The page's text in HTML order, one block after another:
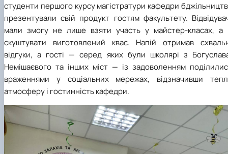
студенти першого курсу магістратури кафедри
презентували свій продукт гостям факультету.
мали змогу не лише взяти участь у майстер-класах, а
скуштувати виготовлений квас. Напій отримав
відгуки, а гості — серед яких були школярі з
Немішаєвого та інших міст — із задоволенням
враженнями у соціальних мережах, відзначивши
атмосферу і гостинність кафедри.